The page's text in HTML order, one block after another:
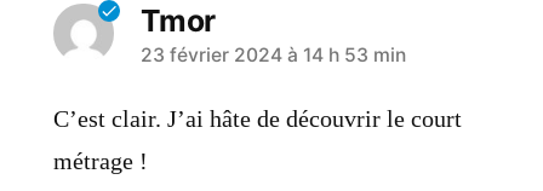
Tmor
23 février 2024 à 14 h 53 min
C’est clair. J’ai hâte de découvrir le court
métrage !